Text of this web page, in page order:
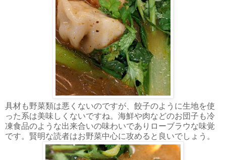
具材も野菜類は悪くないのですが、餃子のように生地を使
った系は美味しくないですね。海鮮や肉などのお団子も冷
凍食品のような出来合いの味わいでありローブラウな味覚
です。賢明な読者はお野菜中心に攻めると良いでしょう。